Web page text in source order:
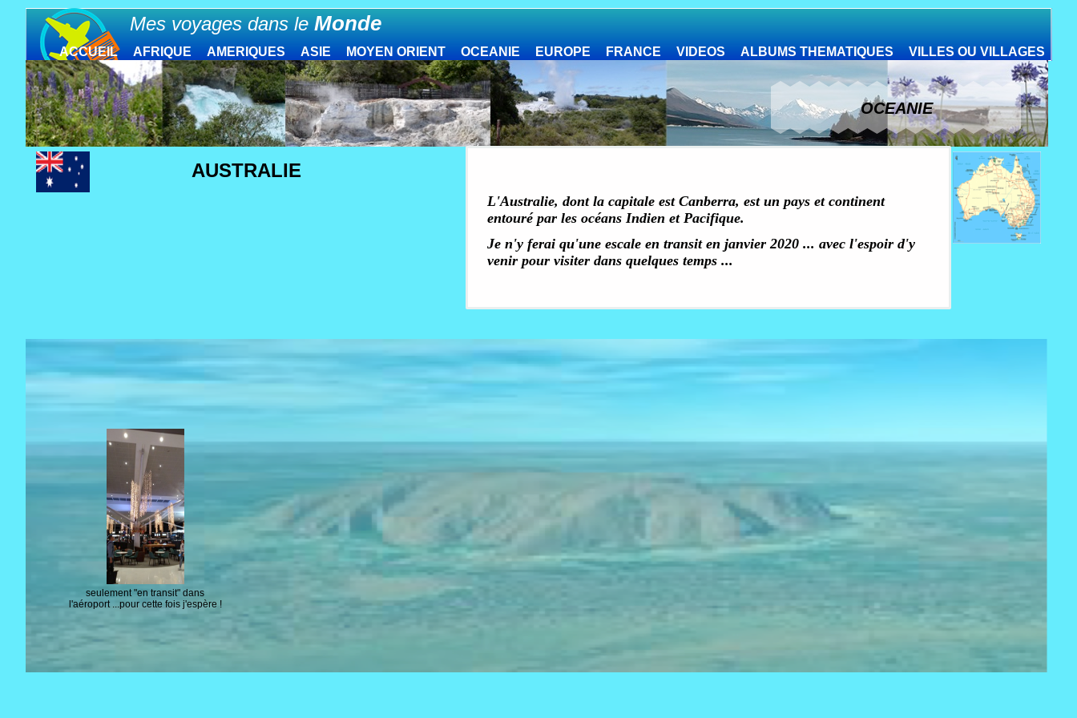
Mes voyages dans leMonde
ACCUEIL AFRIQUE AMERIQUES ASIE MOYEN ORIENT OCEANIE EUROPE FRANCE VIDEOS ALBUMS THEMATIQUES VILLES OU VILLAGES
OCEANIE
L'Australie, dont la capitale est Canberra, est un pays et continent
entouré par les océans Indien et Pacifique.
Je n'y ferai qu'une escale en transit en janvier 2020 ... avec l'espoir d'y
venir pour visiter dans quelques temps ...
AUSTRALIE
seulement "en transit" dans
l'aéroport ...pour cette fois j'espère !